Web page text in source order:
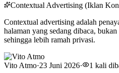
Contextual Advertising (Iklan
Contextual advertising adalah
halaman yang sedang dibaca,
sehingga lebih ramah privasi.
Vito Atmo·23 Juni 2026· 1 kali